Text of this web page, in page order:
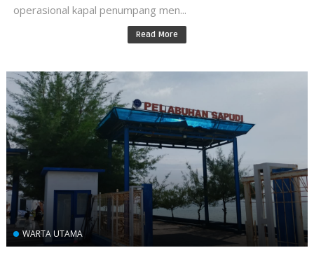
operasional kapal penumpang men...
Read More
WARTA UTAMA